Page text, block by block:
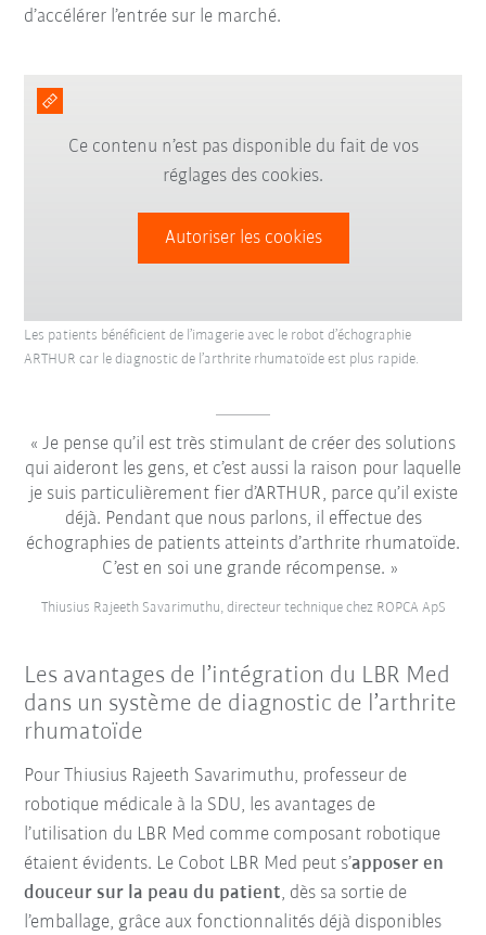
d’accélérer l’entrée sur le marché.
Ce contenu n’est pas disponible du fait de vos
réglages des cookies.
Autoriser les cookies
Les patients bénéficient de l’imagerie avec le robot d’échographie
ARTHUR car le diagnostic de l’arthrite rhumatoïde est plus rapide.
Je pense qu’il est très stimulant de créer des solutions
qui aideront les gens, et c’est aussi la raison pour laquelle
je suis particulièrement fier d’ARTHUR, parce qu’il existe
déjà. Pendant que nous parlons, il effectue des
échographies de patients atteints d’arthrite rhumatoïde.
C’est en soi une grande récompense.
Thiusius Rajeeth Savarimuthu, directeur technique chez ROPCA ApS
Les avantages de l’intégration du LBR Med
dans un système de diagnostic de l’arthrite
rhumatoïde
Pour Thiusius Rajeeth Savarimuthu, professeur de
robotique médicale à la SDU, les avantages de
l’utilisation du LBR Med comme composant robotique
étaient évidents. Le Cobot LBR Med peut s’apposer en
douceur sur la peau du patient, dès sa sortie de
l’emballage, grâce aux fonctionnalités déjà disponibles